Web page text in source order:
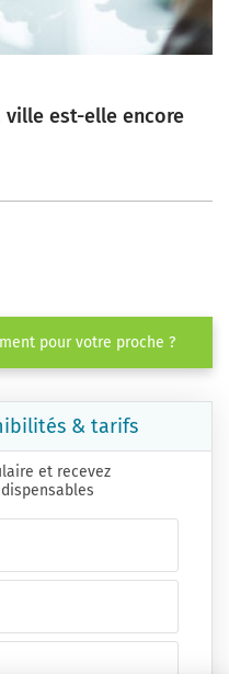
ville est-elle encore
pour votre proche ?
& tarifs
et recevez